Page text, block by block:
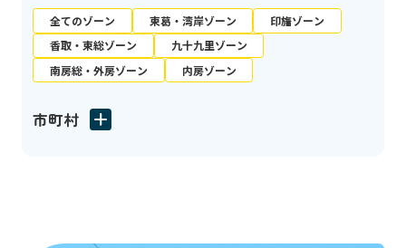
全てのゾーン 東葛・湾岸ゾーン
印旛ゾーン
香取・東総ゾーン
九十九里ゾーン
南房総・外房ゾーン
内房ゾーン
市町村